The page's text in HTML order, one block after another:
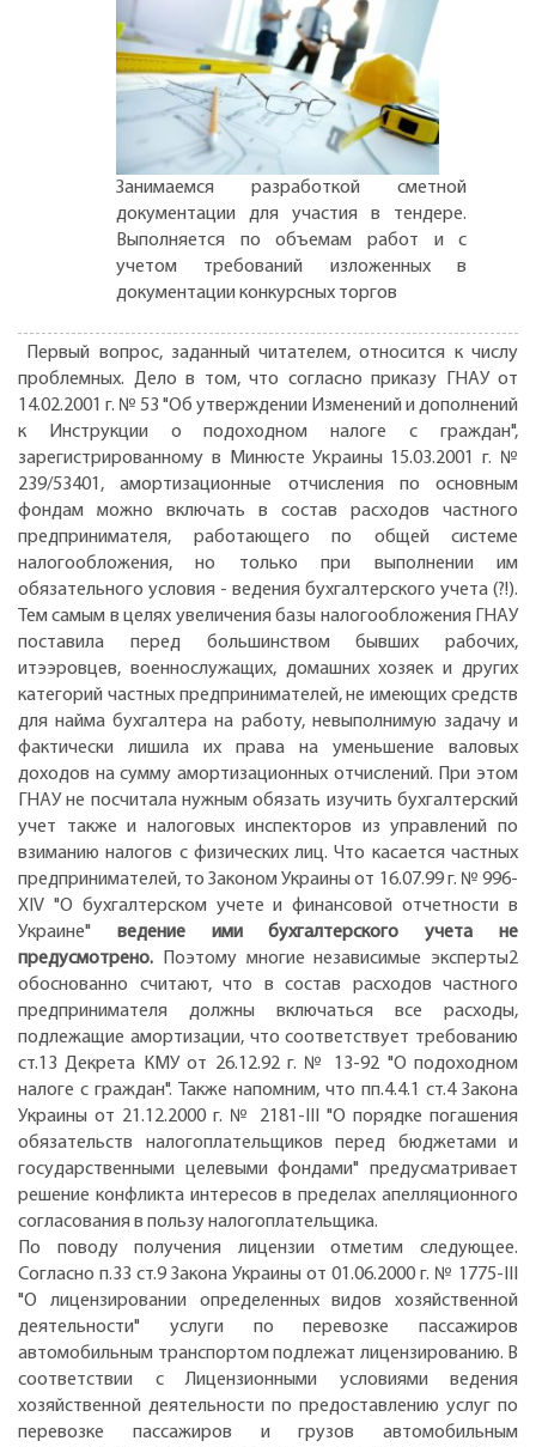
Занимаемся разработкой сметной
документации для участия в тендере.
Выполняется по объемам работ и с
учетом требований изложенных в
документации конкурсных торгов
Первый вопрос, заданный читателем, относится к числу
проблемных. Дело в том, что согласно приказу ГНАУ от
14.02.2001 г. № 53 "Об утверждении Изменений и дополнений
к Инструкции о подоходном налоге с граждан",
зарегистрированному в Минюсте Украины 15.03.2001 г. №
239/53401, амортизационные отчисления по основным
фондам можно включать в состав расходов частного
предпринимателя, работающего по общей системе
налогообложения, но только при выполнении им
обязательного условия - ведения бухгалтерского учета (?!).
Тем самым в целях увеличения базы налогообложения ГНАУ
поставила перед большинством бывших рабочих,
итээровцев, военнослужащих, домашних хозяек и других
категорий частных предпринимателей, не имеющих средств
для найма бухгалтера на работу, невыполнимую задачу и
фактически лишила их права на уменьшение валовых
доходов на сумму амортизационных отчислений. При этом
ГНАУ не посчитала нужным обязать изучить бухгалтерский
учет также и налоговых инспекторов из управлений по
взиманию налогов с физических лиц. Что касается частных
предпринимателей, то Законом Украины от 16.07.99 г. № 996-
XIV "О бухгалтерском учете и финансовой отчетности в
Украине" ведение ими бухгалтерского учета не
предусмотрено.
Поэтому многие независимые эксперты2
обоснованно считают, что в состав расходов частного
предпринимателя должны включаться все расходы,
подлежащие амортизации, что соответствует требованию
ст.13 Декрета КМУ от 26.12.92 г. № 13-92 "О подоходном
налоге с граждан". Также напомним, что пп.4.4.1 ст.4 Закона
Украины от 21.12.2000 г. № 2181-III "О порядке погашения
обязательств налогоплательщиков перед бюджетами и
государственными целевыми фондами" предусматривает
решение конфликта интересов в пределах апелляционного
согласования в пользу налогоплательщика.
По поводу получения лицензии отметим следующее.
Согласно п.33 ст.9 Закона Украины от 01.06.2000 г. № 1775-III
"О лицензировании определенных видов хозяйственной
деятельности" услуги по перевозке пассажиров
автомобильным транспортом подлежат лицензированию. В
соответствии с Лицензионными условиями ведения
хозяйственной деятельности по предоставлению услуг по
перевозке пассажиров и грузов автомобильным